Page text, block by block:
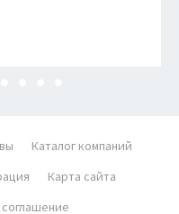
Каталог компаний
Карта сайта